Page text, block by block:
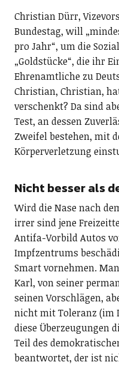
Christian Dürr,
Bundestag, will
pro Jahr“, um die
„Goldstücke“, die ihr
Ehrenamtliche zu
Christian, Christian,
verschenkt? Da sind
Test, an dessen
Zweifel bestehen, mit
Körperverletzung
Nicht besser als
Wird die Nase nach
irrer sind jene
Antifa-Vorbild Autos
Impfzentrums
Smart vornehmen.
Karl, von seiner
seinen Vorschlägen,
nicht mit Toleranz (im
diese Überzeugungen
Teil des
beantwortet, der ist